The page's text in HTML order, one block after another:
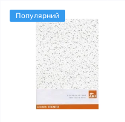
Популярний